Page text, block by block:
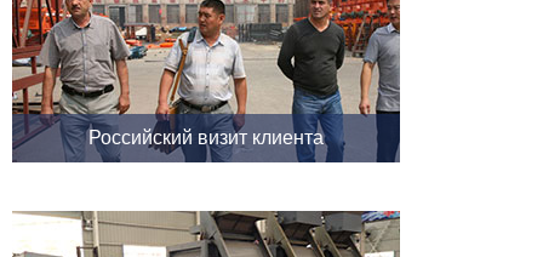
Российский визит клиента